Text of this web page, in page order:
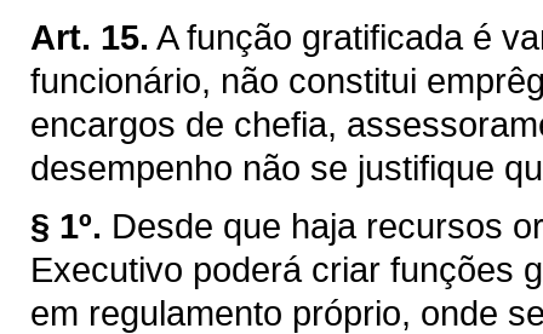
Art. 15. A função gratificada é
funcionário, não constitui
encargos de chefia,
desempenho não se justifique
§ 1º. Desde que haja recursos
Executivo poderá criar funções
em regulamento próprio, onde